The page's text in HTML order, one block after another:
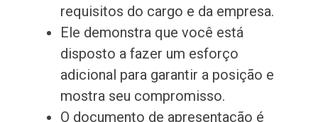
requisitos do cargo e da empresa.
Ele demonstra que você está
disposto a fazer um esforço
adicional para garantir a posição e
mostra seu compromisso.
O documento de apresentação é